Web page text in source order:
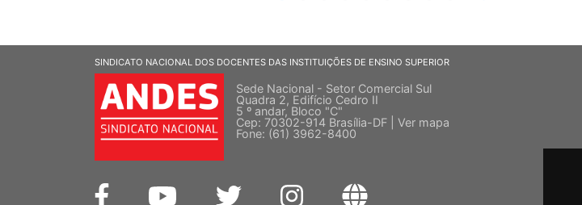
SINDICATO NACIONAL DOS DOCENTES DAS INSTITUIÇÕES DE ENSINO SUPERIOR
Sede Nacional - Setor Comercial Sul
Quadra 2, Edifício Cedro II
5 º andar, Bloco "C"
Cep: 70302-914 Brasília-DF | Ver mapa
Fone: (61) 3962-8400